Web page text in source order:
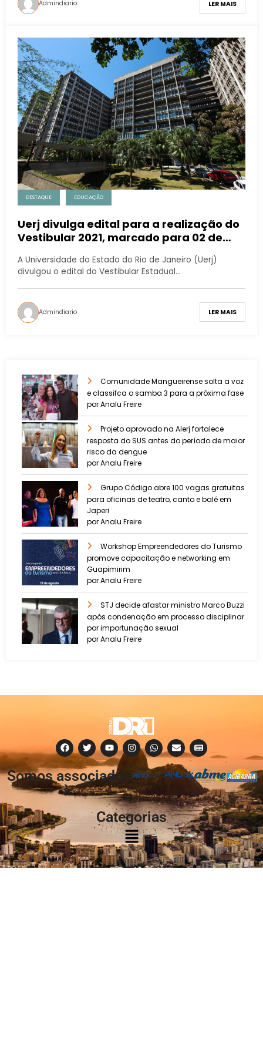
Admindiario LER MAIS
DESTAQUE EDUCAÇÃO
Uerj divulga edital para a realização do
Vestibular 2021, marcado para 02 de
A Universidade do Estado do Rio de Janeiro (Uerj)
divulgou o edital do Vestibular Estadual…
Admindiario LER MAIS
Comunidade Mangueirense solta a voz
e classifca o samba 3 para a próxima fase
por Analu Freire
Projeto aprovado na Alerj fortalece
resposta do SUS antes do período de maior
risco da dengue
por Analu Freire
Grupo Código abre 100 vagas gratuitas
para oficinas de teatro, canto e balé em
Japeri
por Analu Freire
Workshop Empreendedores do Turismo
promove capacitação e networking em
Guapimirim
por Analu Freire
STJ decide afastar ministro Marco Buzzi
após condenação em processo disciplinar
por importunação sexual
por Analu Freire
Somos associados
à:
Categorias